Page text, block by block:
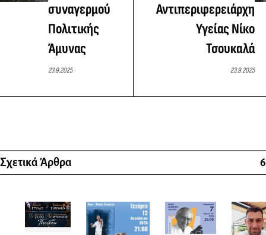
συναγερμού
Πολιτικής
Άμυνας
23.9.2025
Αντιπεριφερειάρχη
Υγείας Νίκο
Τσουκαλά
23.9.2025
Σχετικά Άρθρα 6